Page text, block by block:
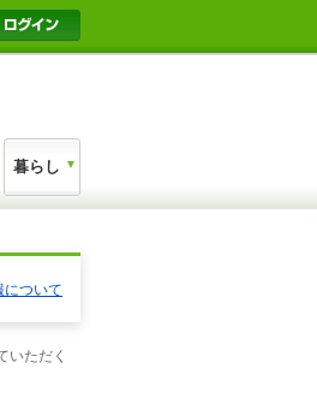
暮らし
について
いただく